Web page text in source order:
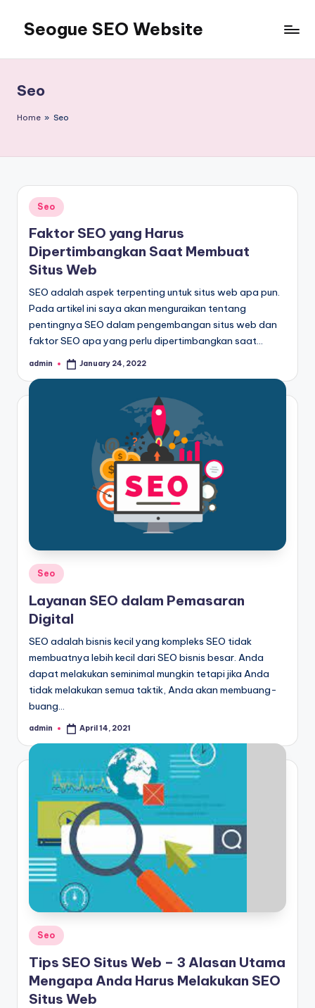
content
Seogue SEO Website
Master
Ahli
dan
Terbaik
Bergaransi
Seo
Home » Seo
Posted
in
Seo
Faktor SEO yang Harus
Dipertimbangkan Saat Membuat
Situs Web
SEO adalah aspek terpenting untuk situs web apa pun.
Pada artikel ini saya akan menguraikan tentang
pentingnya SEO dalam pengembangan situs web dan
faktor SEO apa yang perlu dipertimbangkan saat…
Posted
admin January 24, 2022
Posted
in
Seo
Layanan SEO dalam Pemasaran
Digital
SEO adalah bisnis kecil yang kompleks SEO tidak
membuatnya lebih kecil dari SEO bisnis besar. Anda
dapat melakukan seminimal mungkin tetapi jika Anda
tidak melakukan semua taktik, Anda akan membuang-
buang…
Posted
admin April 14, 2021
Posted
in
Seo
Tips SEO Situs Web – 3 Alasan Utama
Mengapa Anda Harus Melakukan SEO
Situs Web